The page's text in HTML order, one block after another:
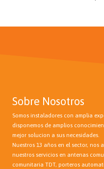
Sobre Nosotros
Somos instaladores con amplia
disponemos de amplios
mejor solucion a sus necesidades.
Nuestros 13 años en el sector, nos
nuestros servicios en antenas
comunitaria TDT, porteros